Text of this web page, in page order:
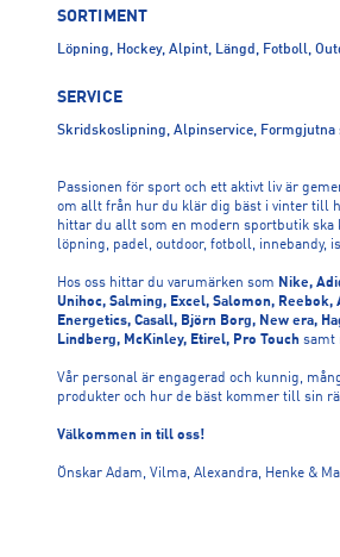
SORTIMENT
Löpning, Hockey, Alpint, Längd, Fotboll,
SERVICE
Skridskoslipning, Alpinservice, Formgjutna
Passionen för sport och ett aktivt liv är
om allt från hur du klär dig bäst i vinter till
hittar du allt som en modern sportbutik
löpning, padel, outdoor, fotboll, innebandy,
Hos oss hittar du varumärken som Nike,
Unihoc, Salming, Excel, Salomon, Reebok,
Energetics, Casall, Björn Borg, New era,
Lindberg, McKinley, Etirel, Pro Touch samt
Vår personal är engagerad och kunnig,
produkter och hur de bäst kommer till sin
Välkommen in till oss!
Önskar Adam, Vilma, Alexandra, Henke &